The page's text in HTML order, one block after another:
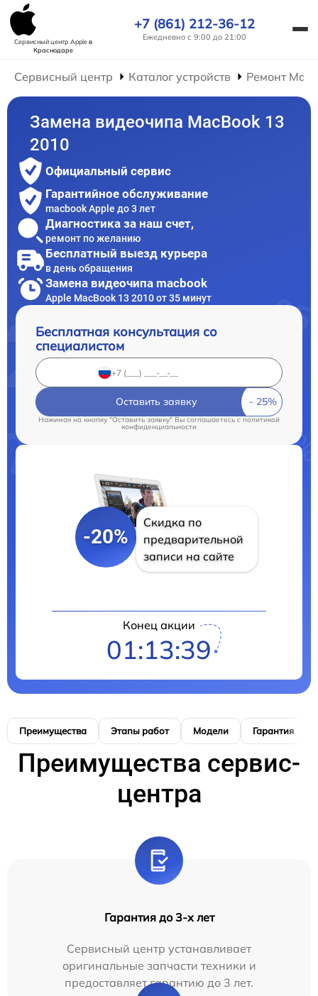
Сервисный центр Appleв
Краснодаре
+7 (861) 212-36-12
Ежедневно с 9:00 до 21:00
Сервисный центр Каталог устройств Ремонт
Замена видеочипа MacBook 13
2010
Официальный сервис
Гарантийное обслуживание
macbook Apple до 3 лет
Диагностика за наш счет,
ремонт по желанию
Бесплатный выезд курьера
в день обращения
Замена видеочипа macbook
Apple MacBook 13 2010 от 35 минут
Бесплатная консультация со
специалистом
Оставить заявку
Нажимая на кнопку "Оставить заявку" Вы соглашаетесь cполитикой
конфиденциальности
-20%
Скидка по
предварительной
записи на сайте
Конец акции
01:13:38
Преимущества Этапы работ Модели Гарантия
Преимущества сервис-
центра
Гарантия до 3-х лет
Сервисный центр устанавливает
оригинальные запчасти техники и
предоставляет гарантию до 3 лет.